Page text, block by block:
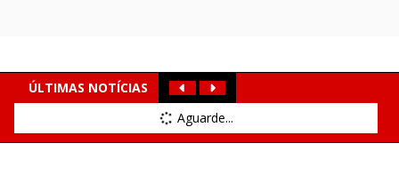
ÚLTIMAS NOTÍCIAS
Aguarde...